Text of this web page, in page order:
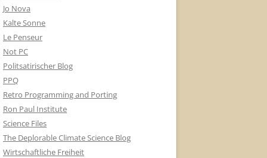
Jo Nova
Kalte Sonne
Le Penseur
Not PC
Politsatirischer Blog
PPQ
Retro Programming and Porting
Ron Paul Institute
Science Files
The Deplorable Climate Science Blog
Wirtschaftliche Freiheit